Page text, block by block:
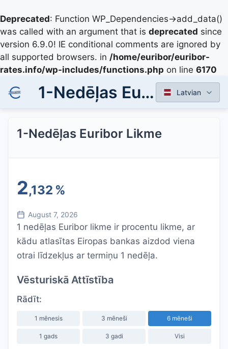
Deprecated: Function WP_Dependencies->add_data()
was called with an argument that is deprecated since
version 6.9.0! IE conditional comments are ignored by
all supported browsers. in /home/euribor/euribor-
rates.info/wp-includes/functions.php on line 6170
1-Nedēļas Euribor Likme Latvian
1-Nedēļas Euribor Likme
2,132 %
August 7, 2026
1 nedēļas Euribor likme ir procentu likme, ar
kādu atlasītas Eiropas bankas aizdod viena
otrai līdzekļus ar termiņu 1 nedēļa.
Vēsturiskā Attīstība
Rādīt:
1 mēnesis 3 mēneši 6 mēneši
1 gads 3 gadi Visi